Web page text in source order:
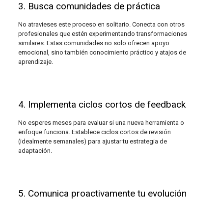
3. Busca comunidades de práctica
No atravieses este proceso en solitario. Conecta con otros
profesionales que estén experimentando transformaciones
similares. Estas comunidades no solo ofrecen apoyo
emocional, sino también conocimiento práctico y atajos de
aprendizaje.
4. Implementa ciclos cortos de feedback
No esperes meses para evaluar si una nueva herramienta o
enfoque funciona. Establece ciclos cortos de revisión
(idealmente semanales) para ajustar tu estrategia de
adaptación.
5. Comunica proactivamente tu evolución